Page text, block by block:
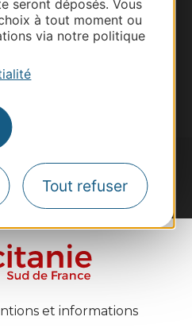
seront déposés. Vous
à tout moment ou
via notre politique
Tout refuser
d'information
recevoir des
de visites et de sorties.
et informations